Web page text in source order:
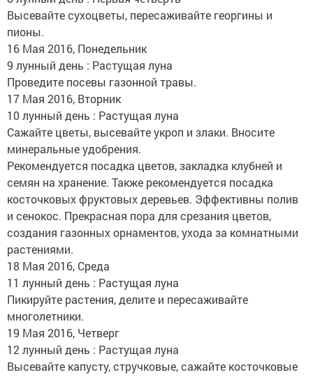
Высевайте сухоцветы, пересаживайте георгины и
пионы.
16 Мая 2016, Понедельник
9 лунный день : Растущая луна
Проведите посевы газонной травы.
17 Мая 2016, Вторник
10 лунный день : Растущая луна
Сажайте цветы, высевайте укроп и злаки. Вносите
минеральные удобрения.
Рекомендуется посадка цветов, закладка клубней и
семян на хранение. Также рекомендуется посадка
косточковых фруктовых деревьев. Эффективны полив
и сенокос. Прекрасная пора для срезания цветов,
создания газонных орнаментов, ухода за комнатными
растениями.
18 Мая 2016, Среда
11 лунный день : Растущая луна
Пикируйте растения, делите и пересаживайте
многолетники.
19 Мая 2016, Четверг
12 лунный день : Растущая луна
Высевайте капусту, стручковые, сажайте косточковые